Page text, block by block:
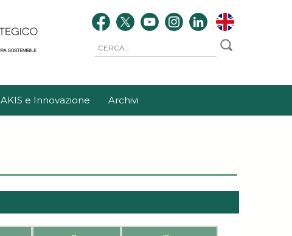
AKIS e Innovazione Archivi